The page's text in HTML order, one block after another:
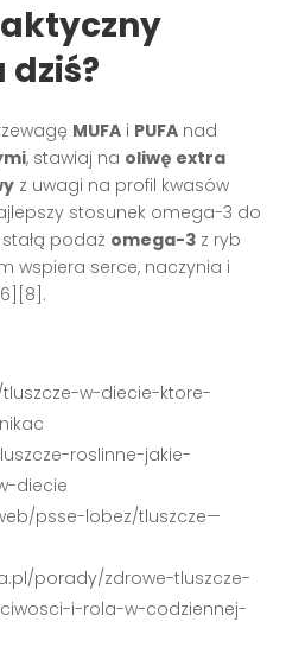
dziś?
MUFA i PUFA nad
, stawiaj na oliwę extra
z uwagi na profil kwasów
stosunek omega-3 do
podaż omega-3 z ryb
wspiera serce, naczynia i
w-diecie-ktore-
roslinne-jakie-
diecie
psse-lobez/tluszcze—
porady/zdrowe-tluszcze-
i-rola-w-codziennej-